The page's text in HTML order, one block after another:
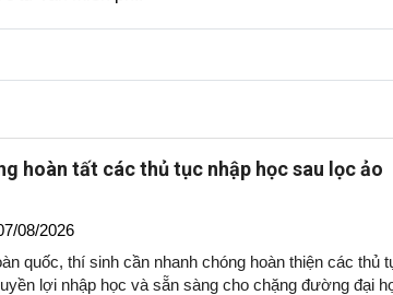
hoàn tất các thủ tục nhập học sau lọc ảo
08/2026
quốc, thí sinh cần nhanh chóng hoàn thiện các thủ
lợi nhập học và sẵn sàng cho chặng đường đại